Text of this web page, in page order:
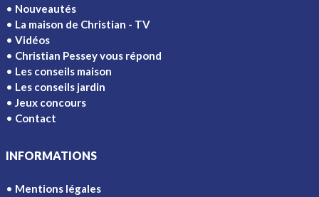
Nouveautés
La maison de Christian - TV
Vidéos
Christian Pessey vous répond
Les conseils maison
Les conseils jardin
Jeux concours
Contact
INFORMATIONS
Mentions légales